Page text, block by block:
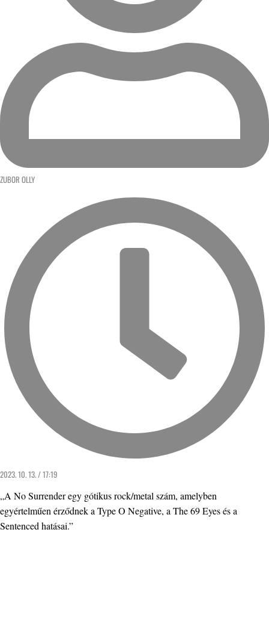
ZUBOR OLLY
2023. 10. 13. / 17:19
„A No Surrender egy gótikus rock/metal szám, amelyben
egyértelműen érződnek a Type O Negative, a The 69 Eyes és a
Sentenced hatásai.”